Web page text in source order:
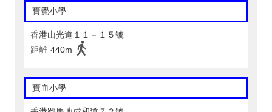
寶覺小學
香港山光道１１－１５號
距離 440m
寶血小學